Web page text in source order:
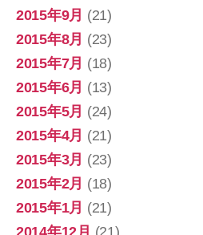
2015年9月 (21)
2015年8月 (23)
2015年7月 (18)
2015年6月 (13)
2015年5月 (24)
2015年4月 (21)
2015年3月 (23)
2015年2月 (18)
2015年1月 (21)
2014年12月 (21)